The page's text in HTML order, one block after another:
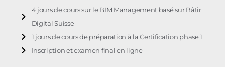
4 jours de cours sur le BIM Management basé sur Bâtir
Digital Suisse
1 jours de cours de préparation à la Certification phase 1
Inscription et examen final en ligne